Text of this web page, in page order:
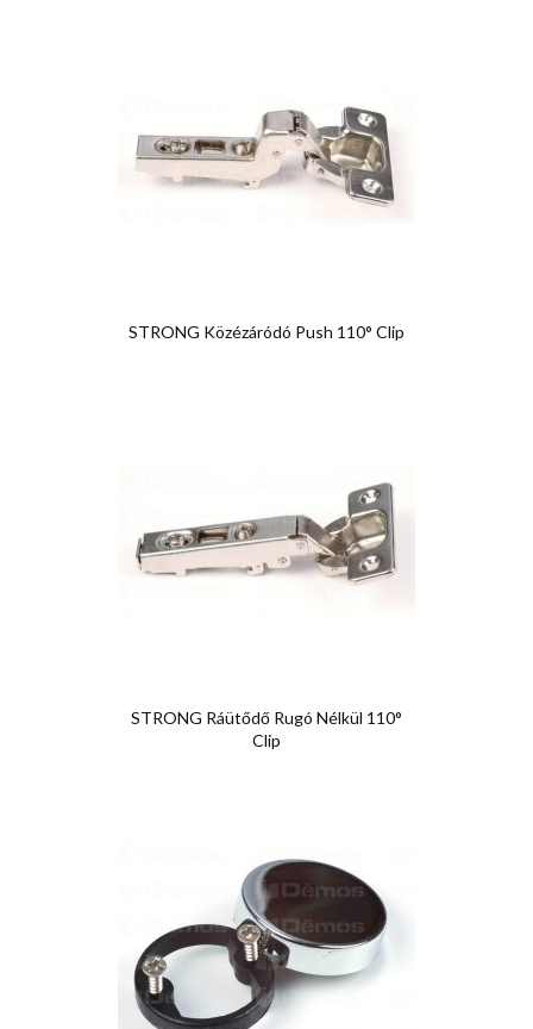
STRONG Közézáródó Push 110° Clip
STRONG Ráütődő Rugó Nélkül 110°
Clip